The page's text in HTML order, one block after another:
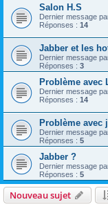
Salon H.S
Dernier message
Réponses : 14
Jabber et les
Dernier message
Réponses : 3
Problème avec
Dernier message
Réponses : 14
Problème avec
Dernier message
Réponses : 5
Jabber ?
Dernier message
Réponses : 5
Nouveau sujet